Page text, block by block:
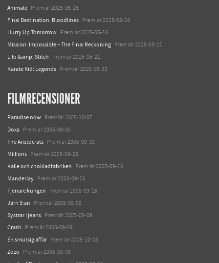
Animale Premiär 2025-05-16
Final Destination: Bloodlines Premiär 2025-05-16
Hurry Up Tomorrow Premiär 2025-05-16
Mission: Impossible – The Final Reckoning Premiär 2025-05-21
Lilo &amp; Stitch Premiär 2025-05-21
Karate Kid: Legends Premiär 2025-05-30
FILMRECENSIONER
Paradise now Premiär 2005-10-07
Doxa Premiär 2005-09-30
The Aristocrats Premiär 2005-09-30
Millions Premiär 2005-09-23
Kalle och chokladfabriken Premiär 2005-09-16
Manderlay Premiär 2005-09-16
Tjenare kungen Premiär 2005-09-16
Järn 3:an Premiär 2005-09-09
Systrar i jeans Premiär 2005-09-09
Crash Premiär 2005-09-09
En smutsig affär Premiär 2005-10-28
Zozo Premiär 2005-08-05